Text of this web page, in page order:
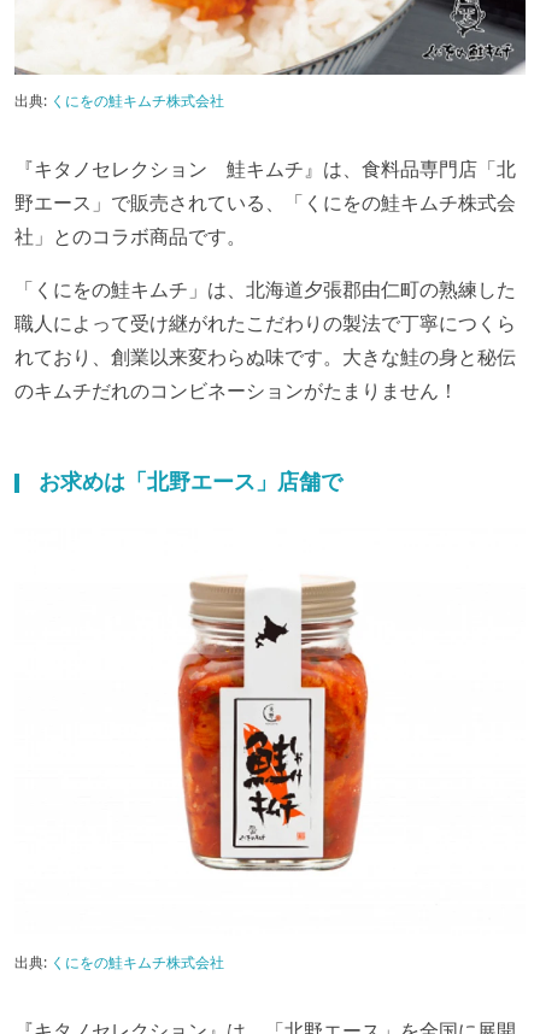
出典: くにをの鮭キムチ株式会社
『キタノセレクション 鮭キムチ』は、食料品専門店「北
野エース」で販売されている、「くにをの鮭キムチ株式会
社」とのコラボ商品です。
「くにをの鮭キムチ」は、北海道夕張郡由仁町の熟練した
職人によって受け継がれたこだわりの製法で丁寧につくら
れており、創業以来変わらぬ味です。大きな鮭の身と秘伝
のキムチだれのコンビネーションがたまりません！
お求めは「北野エース」店舗で
出典: くにをの鮭キムチ株式会社